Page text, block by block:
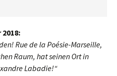
Rue de la Poésie-Marseille,
Raum, hat seinen Ort in
Labadie!“